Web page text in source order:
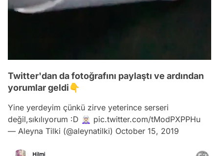
Twitter'dan da fotoğrafını paylaştı ve ardından
yorumlar geldi👇
Yine yerdeyim çünkü zirve yeterince serseri
değil,sıkılıyorum :D 🧝🏻‍♀️ pic.twitter.com/tModPXPPHu
— Aleyna Tilki (@aleynatilki) October 15, 2019